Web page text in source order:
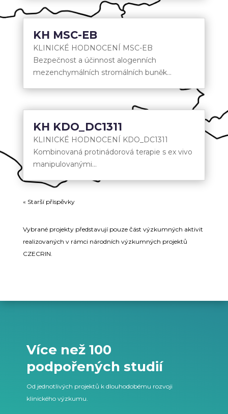
KH MSC-EB
KLINICKÉ HODNOCENÍ MSC-EB
Bezpečnost a účinnost alogenních
mezenchymálních stromálních buněk...
KH KDO_DC1311
KLINICKÉ HODNOCENÍ KDO_DC1311
Kombinovaná protinádorová terapie s ex vivo
manipulovanými...
« Starší příspěvky
Vybrané projekty představují pouze část výzkumných aktivit
realizovaných v rámci národních výzkumných projektů
CZECRIN.
Více než 100
podpořených studií
Od jednotlivých projektů k dlouhodobému rozvoji
klinického výzkumu.